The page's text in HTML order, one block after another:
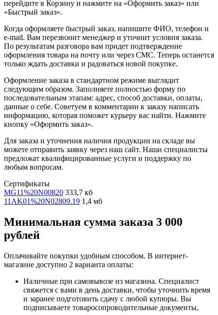
перейдите в Корзину и нажмите на «Оформить заказ» или
«Быстрый заказ».
Когда оформляете быстрый заказ, напишите ФИО, телефон и
e-mail. Вам перезвонит менеджер и уточнит условия заказа.
По результатам разговора вам придет подтверждение
оформления товара на почту или через СМС. Теперь останется
только ждать доставки и радоваться новой покупке.
Оформление заказа в стандартном режиме выглядит
следующим образом. Заполняете полностью форму по
последовательным этапам: адрес, способ доставки, оплаты,
данные о себе. Советуем в комментарии к заказу написать
информацию, которая поможет курьеру вас найти. Нажмите
кнопку «Оформить заказ».
Для заказа и уточнения наличия продукции на складе вы
можете отправить заявку через наш сайт. Наши специалисты
предложат квалифицированные услуги и поддержку по
любым вопросам.
Сертификаты
MG11%20N00820 333,7 кб
11AK01%20N02809.19 1,4 мб
Минимальная сумма заказа 3 000
рублей
Оплачивайте покупки удобным способом. В интернет-
магазине доступно 2 варианта оплаты:
Наличные при самовывозе из магазина. Специалист
свяжется с вами в день доставки, чтобы уточнить время
и заранее подготовить сдачу с любой купюры. Вы
подписываете товаросопроводительные документы,